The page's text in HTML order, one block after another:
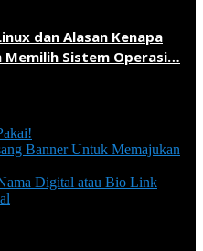
dan Alasan Kenapa
Memilih Sistem Operasi…
Banner Untuk Memajukan
Digital atau Bio Link